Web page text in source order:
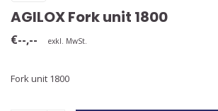
AGILOX Fork unit 1800
€--,-- exkl. MwSt.
Fork unit 1800